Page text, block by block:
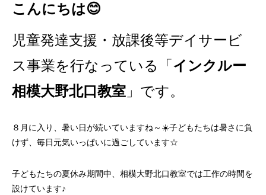
こんにちは😊
児童発達支援・放課後等デイサービ
ス事業を行なっている「 インクルー
相模大野北口教室 」です。
８月に入り、暑い日が続いていますね～☀️子どもたちは暑さに負
けず、毎日元気いっぱいに過ごしています☆
子どもたちの夏休み期間中、相模大野北口教室では工作の時間を
設けています♪